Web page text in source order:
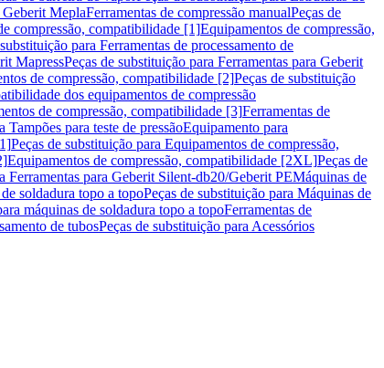
Geberit MeplaFerramentas de compressão manualPeças de
compressão, compatibilidade [1]Equipamentos de compressão,
para Ferramentas de processamento de
MapressPeças de substituição para Ferramentas para Geberit
de compressão, compatibilidade [2]Peças de substituição
dos equipamentos de compressão
de compressão, compatibilidade [3]Ferramentas de
Tampões para teste de pressãoEquipamento para
Peças de substituição para Equipamentos de compressão,
Equipamentos de compressão, compatibilidade [2XL]Peças de
Ferramentas para Geberit Silent-db20/Geberit PEMáquinas de
soldadura topo a topoPeças de substituição para Máquinas de
máquinas de soldadura topo a topoFerramentas de
de tubosPeças de substituição para Acessórios